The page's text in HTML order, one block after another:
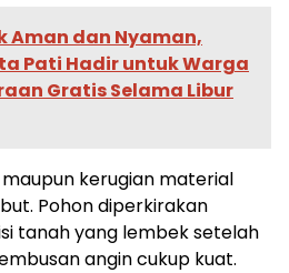
Aman dan Nyaman,
Pati Hadir untuk Warga
Gratis Selama Libur
kerugian material
Pohon diperkirakan
tanah yang lembek setelah
angin cukup kuat.